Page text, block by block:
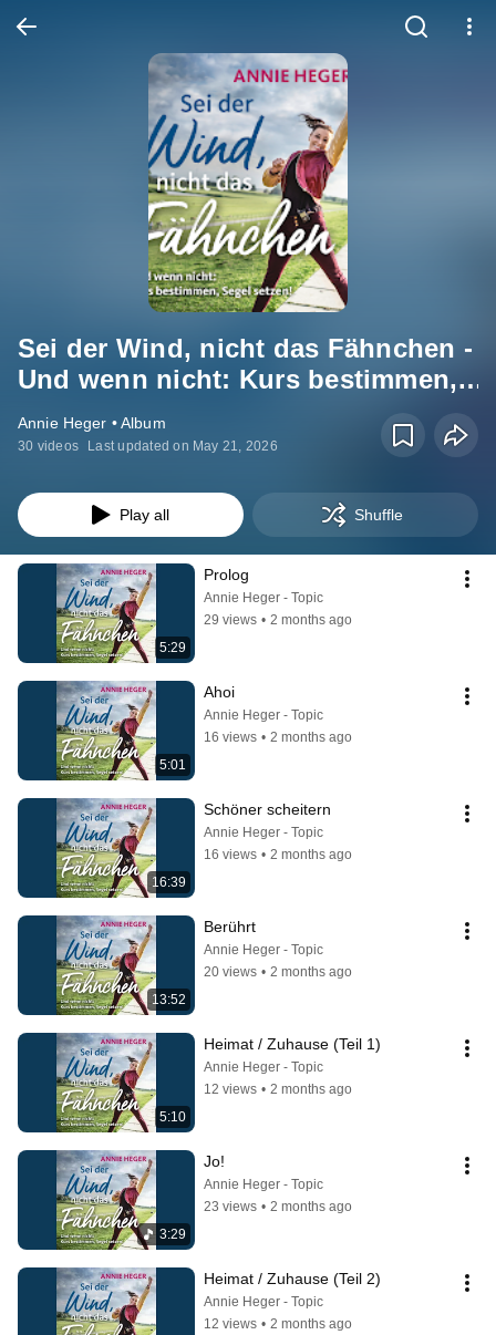
Sei der Wind, nicht das Fähnchen -
Und wenn nicht: Kurs bestimmen,
Segel setzen!
Annie Heger • Album
30 videos Last updated on May 21, 2026
Play all Shuffle
5:29
Prolog
Annie Heger - Topic
29 views • 2 months ago
5:01
Ahoi
Annie Heger - Topic
16 views • 2 months ago
16:39
Schöner scheitern
Annie Heger - Topic
16 views • 2 months ago
13:52
Berührt
Annie Heger - Topic
20 views • 2 months ago
5:10
Heimat / Zuhause (Teil 1)
Annie Heger - Topic
12 views • 2 months ago
3:29
Jo!
Annie Heger - Topic
23 views • 2 months ago
Heimat / Zuhause (Teil 2)
Annie Heger - Topic
12 views • 2 months ago